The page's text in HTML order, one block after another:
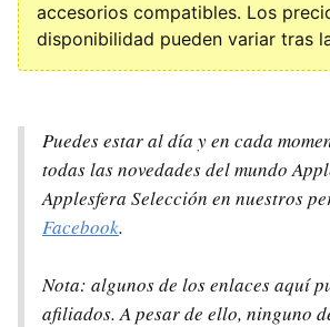
accesorios compatibles. Los
disponibilidad pueden variar tras
Puedes estar al día y en cada
todas las novedades del mundo
Applesfera Selección en nuestros
Facebook.
Nota: algunos de los enlaces aquí
afiliados. A pesar de ello, ninguno